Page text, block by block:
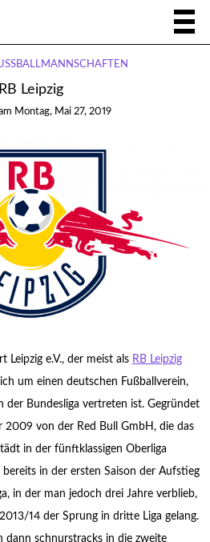
RB Leipzig
Montag, Mai 27, 2019
Leipzig e.V., der meist als RB Leipzig
um einen deutschen Fußballverein,
der Bundesliga vertreten ist. Gegründet
2009 von der Red Bull GmbH, die das
in der fünftklassigen Oberliga
in der ersten Saison der Aufstieg
in der man jedoch drei Jahre verblieb,
14 der Sprung in dritte Liga gelang.
dann schnurstracks in d ie zweite